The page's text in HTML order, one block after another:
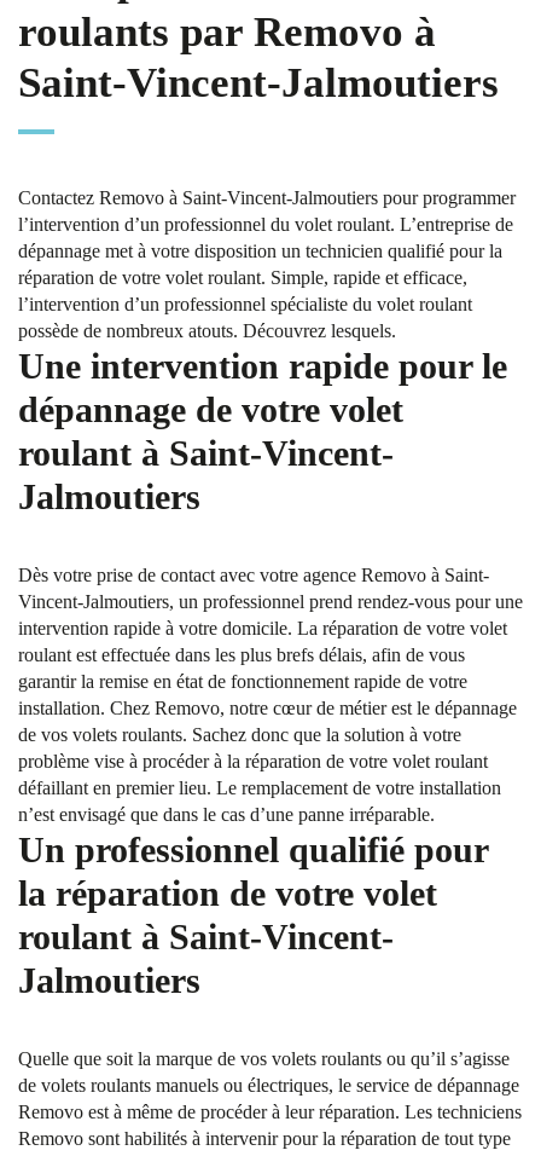
roulants par Removo à
Saint-Vincent-Jalmoutiers
Contactez Removo à Saint-Vincent-Jalmoutiers pour programmer
l’intervention d’un professionnel du volet roulant. L’entreprise de
dépannage met à votre disposition un technicien qualifié pour la
réparation de votre volet roulant. Simple, rapide et efficace,
l’intervention d’un professionnel spécialiste du volet roulant
possède de nombreux atouts. Découvrez lesquels.
Une intervention rapide pour le
dépannage de votre volet
roulant à Saint-Vincent-
Jalmoutiers
Dès votre prise de contact avec votre agence Removo à Saint-
Vincent-Jalmoutiers, un professionnel prend rendez-vous pour une
intervention rapide à votre domicile. La réparation de votre volet
roulant est effectuée dans les plus brefs délais, afin de vous
garantir la remise en état de fonctionnement rapide de votre
installation. Chez Removo, notre cœur de métier est le dépannage
de vos volets roulants. Sachez donc que la solution à votre
problème vise à procéder à la réparation de votre volet roulant
défaillant en premier lieu. Le remplacement de votre installation
n’est envisagé que dans le cas d’une panne irréparable.
Un professionnel qualifié pour
la réparation de votre volet
roulant à Saint-Vincent-
Jalmoutiers
Quelle que soit la marque de vos volets roulants ou qu’il s’agisse
de volets roulants manuels ou électriques, le service de dépannage
Removo est à même de procéder à leur réparation. Les techniciens
Removo sont habilités à intervenir pour la réparation de tout type